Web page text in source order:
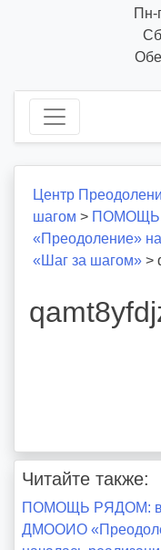
Пн-
Центр
шагом > ПОМОЩЬ
«Преодоление»
«Шаг за шагом» >
Читайте также:
Навигация
ПОМОЩЬ РЯДОМ: в
ДМООИО